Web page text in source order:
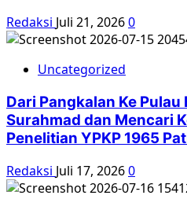
Redaksi Juli 21, 20260
Uncategorized
Dari Pangkalan Ke Pulau
Surahmad dan Mencari
Penelitian YPKP 1965
Redaksi Juli 17, 20260